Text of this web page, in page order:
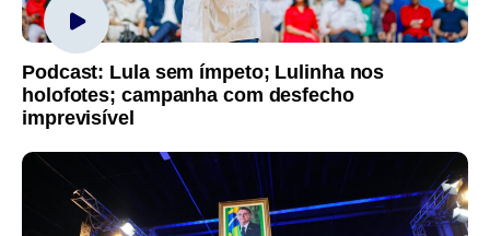
Podcast: Lula sem ímpeto; Lulinha nos
holofotes; campanha com desfecho
imprevisível